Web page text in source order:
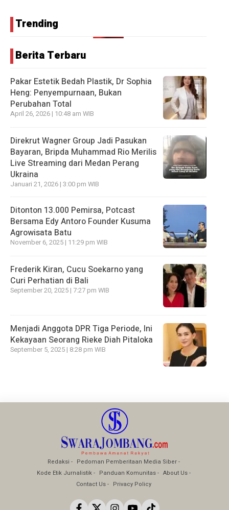
Trending
Berita Terbaru
Pakar Estetik Bedah Plastik, Dr Sophia
Heng: Penyempurnaan, Bukan
Perubahan Total
April 26, 2026 | 10:48 am WIB
Direkrut Wagner Group Jadi Pasukan
Bayaran, Bripda Muhammad Rio Merilis
Live Streaming dari Medan Perang
Ukraina
Januari 21, 2026 | 3:00 pm WIB
Ditonton 13.000 Pemirsa, Potcast
Bersama Edy Antoro Founder Kusuma
Agrowisata Batu
November 6, 2025 | 11:29 pm WIB
Frederik Kiran, Cucu Soekarno yang
Curi Perhatian di Bali
September 20, 2025 | 7:27 pm WIB
Menjadi Anggota DPR Tiga Periode, Ini
Kekayaan Seorang Rieke Diah Pitaloka
September 5, 2025 | 8:28 pm WIB
Redaksi
Pedoman Pemberitaan Media Siber
Kode Etik Jurnalistik
Panduan Komunitas
About Us
Contact Us
Privacy Policy